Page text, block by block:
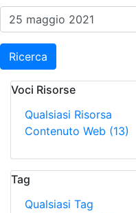
Ricerca
Voci Risorse
Qualsiasi Risorsa
Contenuto Web (13)
Tag
Qualsiasi Tag